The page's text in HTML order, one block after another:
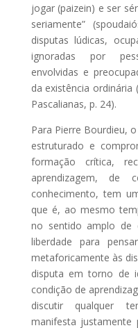
jogar (paizein) e ser
seriamente”
disputas lúdicas,
ignoradas por
envolvidas e
da existência ordinária
Pascalianas, p. 24).
Para Pierre Bourdieu,
estruturado e
formação crítica,
aprendizagem, de
conhecimento, tem
que é, ao mesmo
no sentido amplo de
liberdade para
metaforicamente às
disputa em torno de
condição de
discutir qualquer
manifesta justamente